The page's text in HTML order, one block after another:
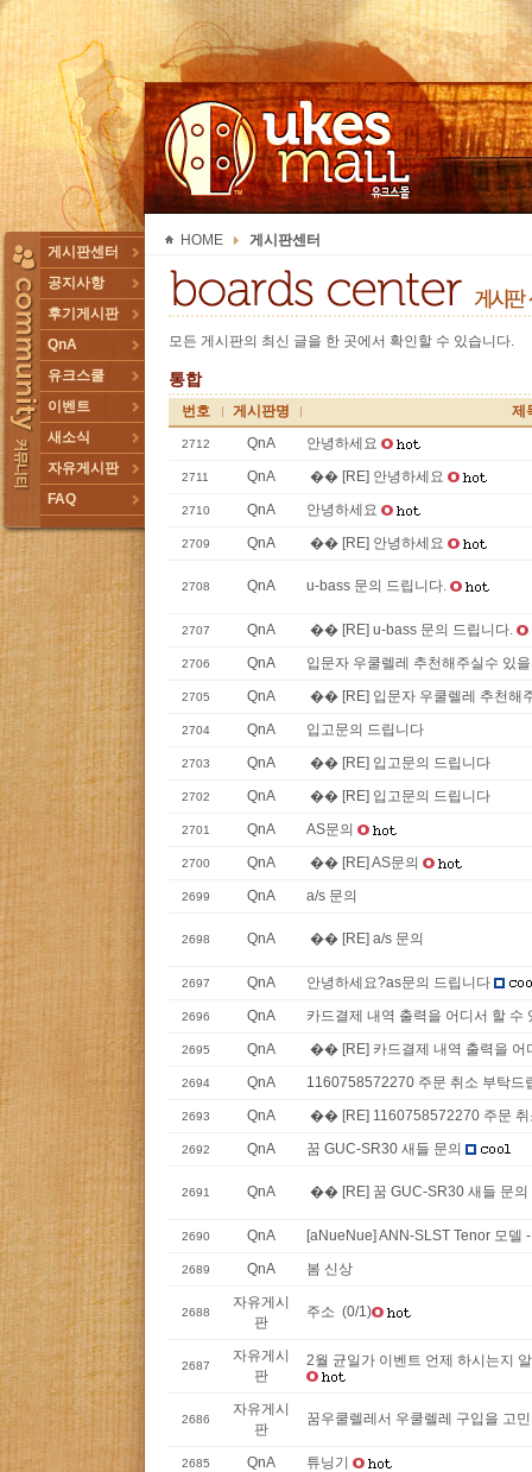
TOGGLE
게시판센터
공지사항
후기게시판
QnA
유크스쿨
이벤트
새소식
자유게시판
FAQ
HOME 게시판센터
모든 게시판의 최신 글을 한 곳에서 확인할 수 있습니다.
통합
번호 게시판명 제
2712 QnA 안녕하세요
2711 QnA �� [RE] 안녕하세요
2710 QnA 안녕하세요
2709 QnA �� [RE] 안녕하세요
2708 QnA u-bass 문의 드립니다.
2707 QnA �� [RE] u-bass 문의 드립니다.
2706 QnA 입문자 우쿨렐레 추천해주실수 있
2705 QnA �� [RE] 입문자 우쿨렐레 추천해
2704 QnA 입고문의 드립니다
2703 QnA �� [RE] 입고문의 드립니다
2702 QnA �� [RE] 입고문의 드립니다
2701 QnA AS문의
2700 QnA �� [RE] AS문의
2699 QnA a/s 문의
2698 QnA �� [RE] a/s 문의
2697 QnA 안녕하세요?as문의 드립니다
2696 QnA 카드결제 내역 출력을 어디서 할 수
2695 QnA �� [RE] 카드결제 내역 출력을 어
2694 QnA 1160758572270 주문 취소 부탁드
2693 QnA �� [RE] 1160758572270 주문 취
2692 QnA 꿈 GUC-SR30 새들 문의
2691 QnA �� [RE] 꿈 GUC-SR30 새들 문의
2690 QnA [aNueNue] ANN-SLST Tenor 모델
2689 QnA 봄 신상
2688
자유게시
판
주소 (0/1)
2687
자유게시
판
2월 균일가 이벤트 언제 하시는지
2686
자유게시
판
꿈우쿨렐레서 우쿨렐레 구입을 고
2685 QnA 튜닝기